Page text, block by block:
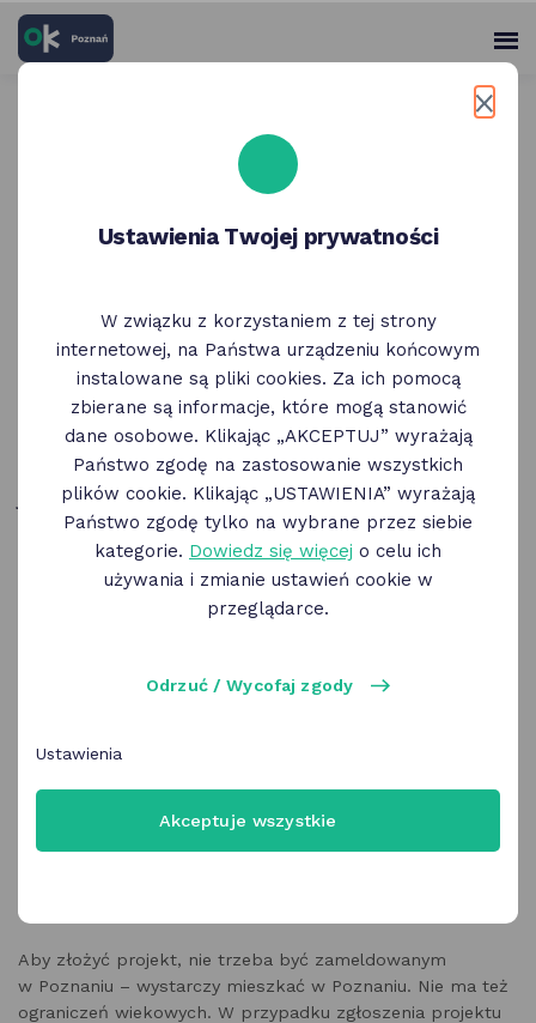
skróty
głównych
Panel
Poznański Budżet
Obywatelski - zgłaszanie
Od 4 do 29 maja można składać projekty do
Poznańskiego Budżetu Obywatelskiego. W tym
roku na pomysły Poznaniaków i Poznanianek
jest aż 33,5 mln złotych.
Każdy może zgłosić maksymalnie 3 pomysły.
Aby złożyć projekt, nie trzeba być zameldowanym
w Poznaniu ­– wystarczy mieszkać w Poznaniu. Nie ma też
ograniczeń wiekowych. W przypadku zgłoszenia projektu
Ustawienia Twojej prywatności
W związku z korzystaniem z tej strony
internetowej, na Państwa urządzeniu końcowym
instalowane są pliki cookies. Za ich pomocą
zbierane są informacje, które mogą stanowić
dane osobowe. Klikając „AKCEPTUJ” wyrażają
Państwo zgodę na zastosowanie wszystkich
plików cookie. Klikając „USTAWIENIA” wyrażają
Państwo zgodę tylko na wybrane przez siebie
kategorie. Dowiedz się więcej o celu ich
używania i zmianie ustawień cookie w
przeglądarce.
Odrzuć / Wycofaj zgody
Ustawienia
Akceptuje wszystkie